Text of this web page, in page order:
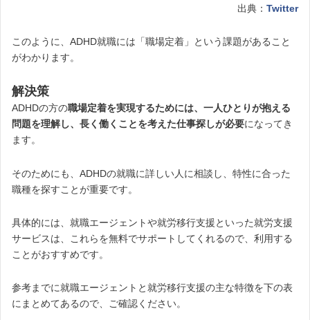
出典： Twitter
このように、ADHD就職には「職場定着」という課題があること
がわかります。
解決策
ADHDの方の職場定着を実現するためには、一人ひとりが抱える
問題を理解し、長く働くことを考えた仕事探しが必要になってき
ます。
そのためにも、ADHDの就職に詳しい人に相談し、特性に合った
職種を探すことが重要です。
具体的には、就職エージェントや就労移行支援といった就労支援
サービスは、これらを無料でサポートしてくれるので、利用する
ことがおすすめです。
参考までに就職エージェントと就労移行支援の主な特徴を下の表
にまとめてあるので、ご確認ください。